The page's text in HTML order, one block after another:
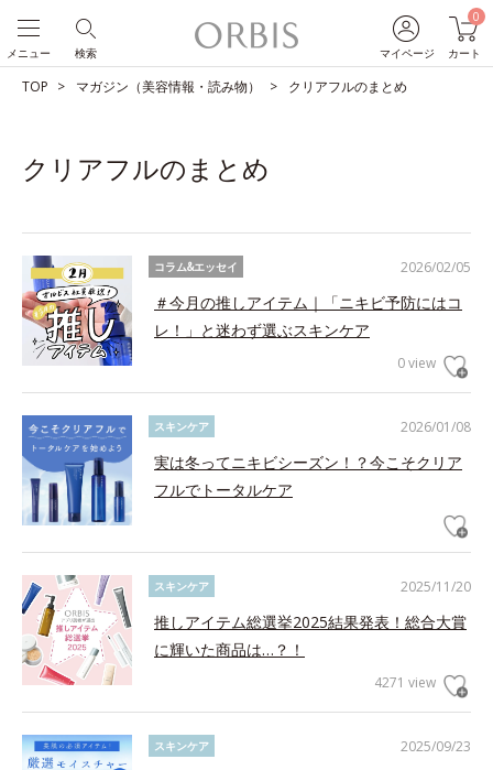
マイページ
0
カート
検索
メニュー
TOP マガジン（美容情報・読み物） クリアフルのまとめ
クリアフルのまとめ
2026/02/05
コラム&エッセイ
＃今月の推しアイテム｜「ニキビ予防にはコ
レ！」と迷わず選ぶスキンケア
0 view
2026/01/08
スキンケア
実は冬ってニキビシーズン！？今こそクリア
フルでトータルケア
2025/11/20
スキンケア
推しアイテム総選挙2025結果発表！総合大賞
に輝いた商品は…？！
4271 view
2025/09/23
スキンケア